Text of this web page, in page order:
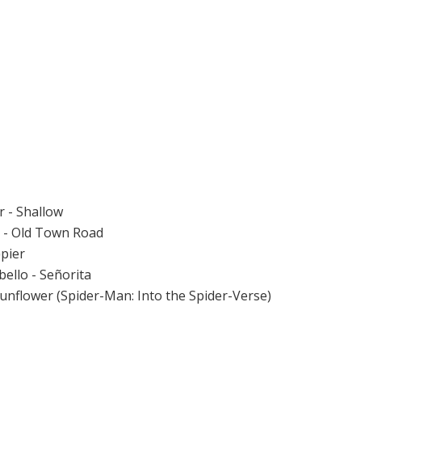
- Shallow
Old Town Road
- Señorita
(Spider-Man: Into the Spider-Verse)